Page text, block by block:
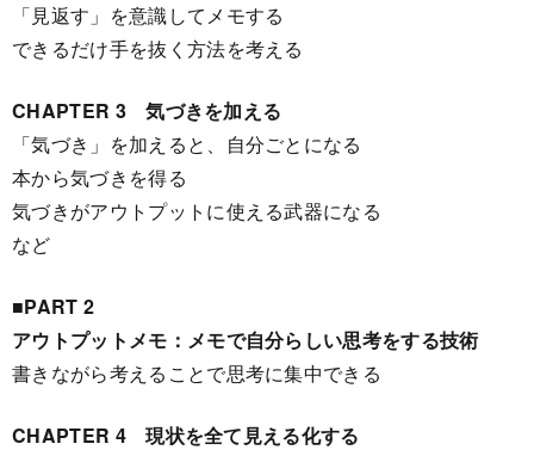
「見返す」を意識してメモする
できるだけ手を抜く方法を考える
CHAPTER 3 気づきを加える
「気づき」を加えると、自分ごとになる
本から気づきを得る
気づきがアウトプットに使える武器になる
など
■PART 2
アウトプットメモ：メモで自分らしい思考をする技術
書きながら考えることで思考に集中できる
CHAPTER 4 現状を全て見える化する